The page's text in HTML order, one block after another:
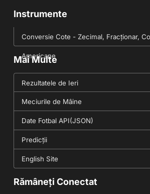
Instrumente
Conversie Cote - Zecimal, Fracționar,
Americane
Mai Multe
Rezultatele de Ieri
Meciurile de Mâine
Date Fotbal API(JSON)
Predicții
English Site
Rămâneți Conectat